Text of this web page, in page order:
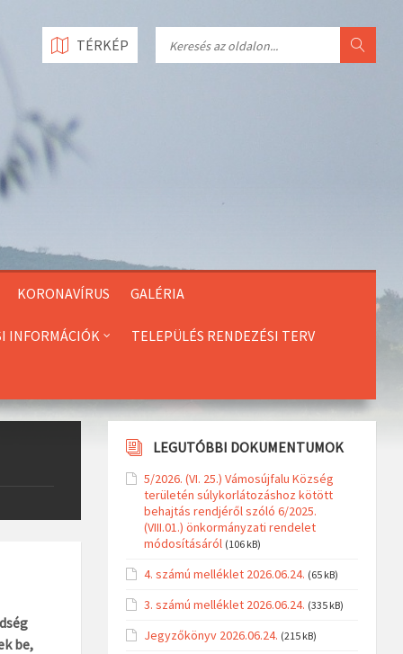
KORONAVÍRUS GALÉRIA
INFORMÁCIÓK TELEPÜLÉS RENDEZÉSI TERV
TÉRKÉP
be,
LEGUTÓBBI DOKUMENTUMOK
5/2026. (VI. 25.) Vámosújfalu Község
területén súlykorlátozáshoz kötött
behajtás rendjéről szóló 6/2025.
(VIII.01.) önkormányzati rendelet
módosításáról (106 kB)
4. számú melléklet 2026.06.24. (65 kB)
3. számú melléklet 2026.06.24. (335 kB)
Jegyzőkönyv 2026.06.24. (215 kB)